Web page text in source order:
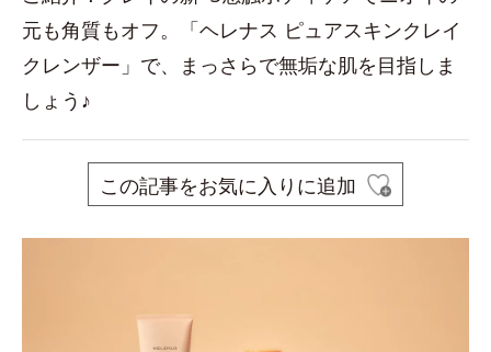
元も角質もオフ。「ヘレナス ピュアスキンクレイ
クレンザー」で、まっさらで無垢な肌を目指しま
しょう♪
この記事をお気に入りに追加